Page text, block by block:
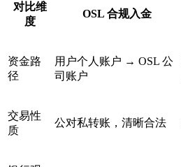
对比维
度
OSL 合规入金
资金路
径
用户个人账户 → OSL 公
司账户
交易性
质
公对私转账，清晰合法